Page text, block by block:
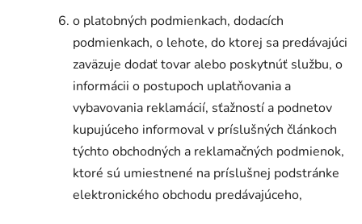
o platobných podmienkach, dodacích
podmienkach, o lehote, do ktorej sa predávajúci
zaväzuje dodať tovar alebo poskytnúť službu, o
informácii o postupoch uplatňovania a
vybavovania reklamácií, sťažností a podnetov
kupujúceho informoval v príslušných článkoch
týchto obchodných a reklamačných podmienok,
ktoré sú umiestnené na príslušnej podstránke
elektronického obchodu predávajúceho,